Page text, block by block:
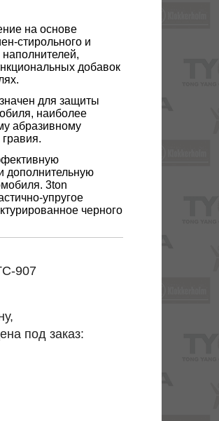
на основе
стирольного и
добавок
для защиты
наиболее
абразивному
дополнительную
3ton
упругое
черного
907
под заказ: